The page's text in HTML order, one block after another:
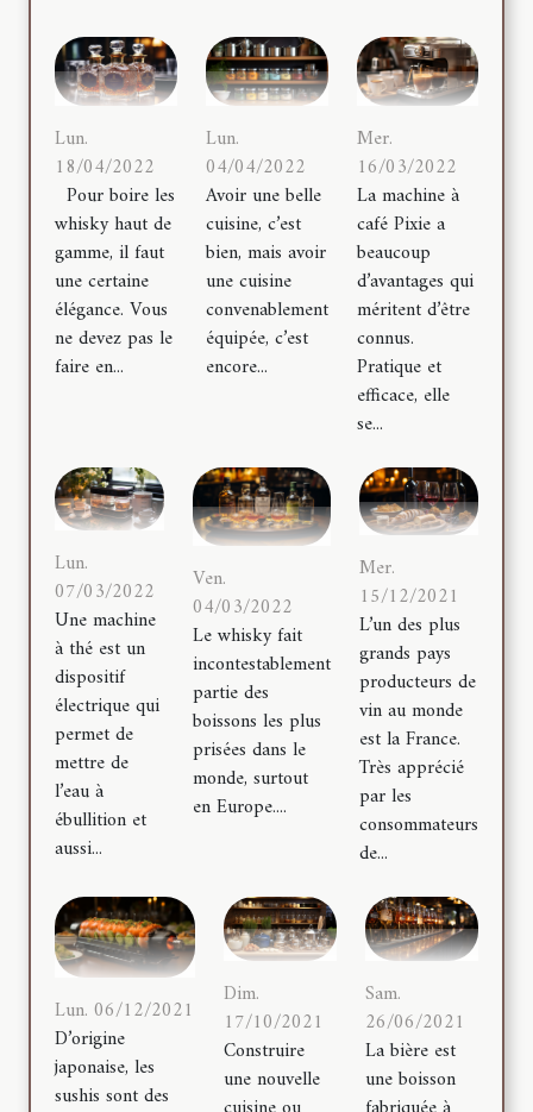
Lun.
18/04/2022
Pour boire les
whisky haut de
gamme, il faut
une certaine
élégance. Vous
ne devez pas le
faire en...
Lun.
04/04/2022
Avoir une belle
cuisine, c’est
bien, mais avoir
une cuisine
convenablement
équipée, c’est
encore...
Mer.
16/03/2022
La machine à
café Pixie a
beaucoup
d’avantages qui
méritent d’être
connus.
Pratique et
efficace, elle
se...
Lun.
07/03/2022
Une machine
à thé est un
dispositif
électrique qui
permet de
mettre de
l’eau à
ébullition et
aussi...
Ven.
04/03/2022
Le whisky fait
incontestablement
partie des
boissons les plus
prisées dans le
monde, surtout
en Europe....
Mer.
15/12/2021
L’un des plus
grands pays
producteurs de
vin au monde
est la France.
Très apprécié
par les
consommateurs
de...
Lun. 06/12/2021
D’origine
japonaise, les
sushis sont des
Dim.
17/10/2021
Construire
une nouvelle
Sam.
26/06/2021
La bière est
une boisson